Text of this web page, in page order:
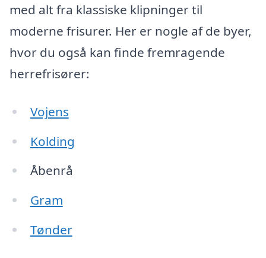
med alt fra klassiske klipninger til
moderne frisurer. Her er nogle af de byer,
hvor du også kan finde fremragende
herrefrisører:
Vojens
Kolding
Åbenrå
Gram
Tønder